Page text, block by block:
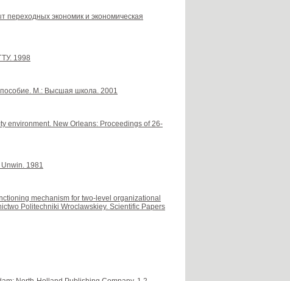
экономик и экономическая
1998
М.: Высшая школа. 2001
environment. New Orleans: Proceedings of 26-
1981
mechanism for two-level organizational
Politechniki Wroclawskiey. Scientific Papers